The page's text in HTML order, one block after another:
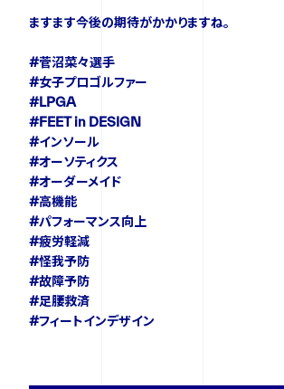
FOLLOW US
ますます今後の期待がかかりますね。
#菅沼菜々選手
#女子プロゴルファー
#LPGA
#FEET in DESIGN
#インソール
#オーソティクス
#オーダーメイド
#高機能
#パフォーマンス向上
#疲労軽減
#怪我予防
#故障予防
#足腰救済
#フィートインデザイン